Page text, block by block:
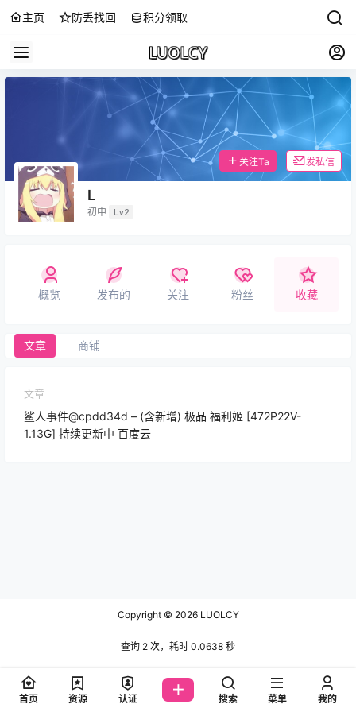
主页 防丢找回 积分领取
L
初中 Lv2
关注Ta 发私信
概览 发布的 关注 粉丝 收藏
文章 商铺
文章
鲨人事件@cpdd34d – (含新增) 极品 福利姬 [472P22V-
1.13G] 持续更新中 百度云
Copyright © 2026LUOLCY
查询 2 次，耗时 0.0638 秒
首页 资源 认证 搜索 菜单 我的